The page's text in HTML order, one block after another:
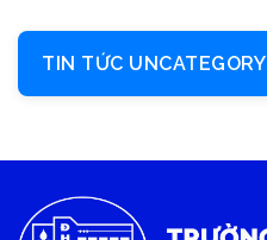
TIN TỨC UNCATEGORY